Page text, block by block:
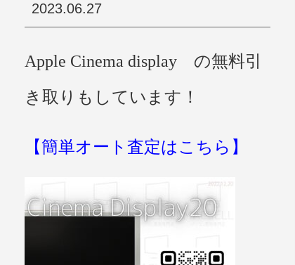
2023.06.27
Apple Cinema display の無料引
き取りもしています！
【簡単オート査定はこちら】